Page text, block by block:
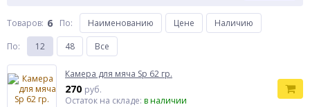
Товаров: 6 По: Наименованию Цене
Наличию
По: 12 48 Все
Камера для мяча Sp 62 гр.
270 руб.
Остаток на складе: в наличии